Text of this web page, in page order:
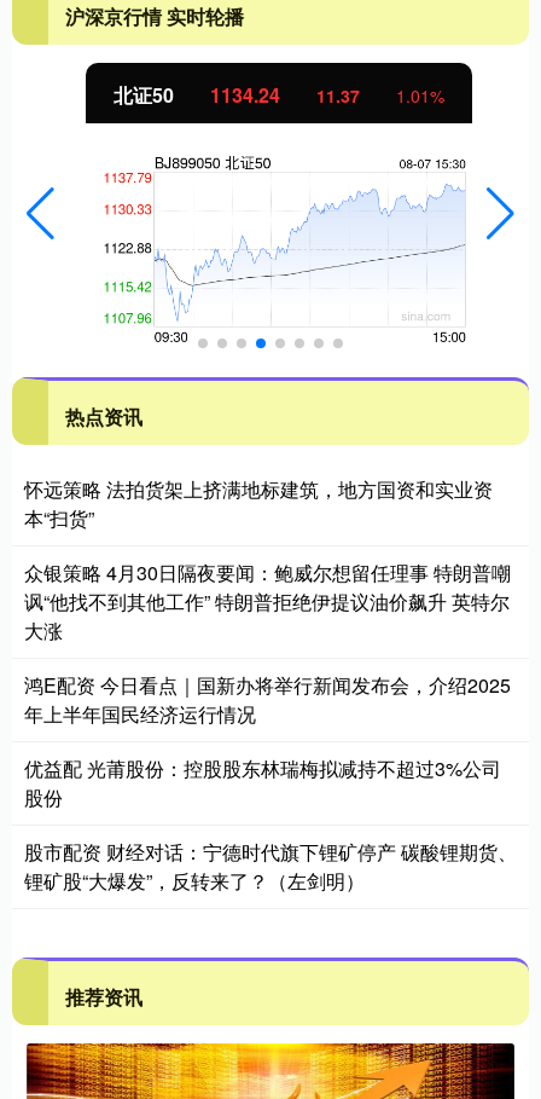
沪深京行情 实时轮播
北证50 1134.24 11.37 1.01%
热点资讯
怀远策略 法拍货架上挤满地标建筑，地方国资和实业资
本“扫货”
众银策略 4月30日隔夜要闻：鲍威尔想留任理事 特朗普嘲
讽“他找不到其他工作” 特朗普拒绝伊提议油价飙升 英特尔
大涨
鸿E配资 今日看点｜国新办将举行新闻发布会，介绍2025
年上半年国民经济运行情况
优益配 光莆股份：控股股东林瑞梅拟减持不超过3%公司
股份
股市配资 财经对话：宁德时代旗下锂矿停产 碳酸锂期货、
锂矿股“大爆发”，反转来了？（左剑明）
推荐资讯